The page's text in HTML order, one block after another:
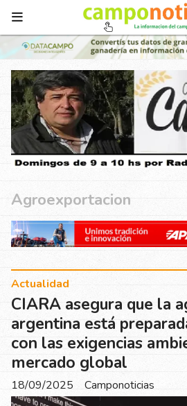
Agroexportacion
CIARA asegura que la
argentina está
con las exigencias
mercado global
Camponoticias
Actualidad
18/09/2025